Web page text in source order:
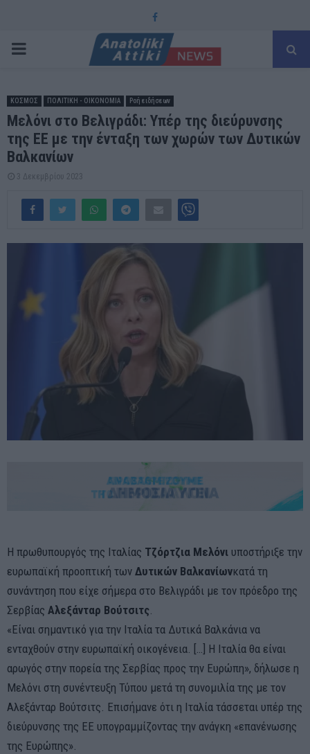
Facebook
PRIMARY
ΚΟΣΜΟΣ ΠΟΛΙΤΙΚΗ - ΟΙΚΟΝΟΜΙΑ Ροή ειδήσεων
Μελόνι στο Βελιγράδι: Υπέρ της διεύρυνσης
της ΕΕ με την ένταξη των χωρών των Δυτικών
Βαλκανίων
3 Δεκεμβρίου 2023
Η πρωθυπουργός της Ιταλίας Τζόρτζια Μελόνι υποστήριξε την
ευρωπαϊκή προοπτική των Δυτικών Βαλκανίωνκατά τη
συνάντηση που είχε σήμερα στο Βελιγράδι με τον πρόεδρο της
Σερβίας Αλεξάνταρ Βούτσιτς.
«Είναι σημαντικό για την Ιταλία τα Δυτικά Βαλκάνια να
ενταχθούν στην ευρωπαϊκή οικογένεια. […] Η Ιταλία θα είναι
αρωγός στην πορεία της Σερβίας προς την Ευρώπη», δήλωσε η
Μελόνι στη συνέντευξη Τύπου μετά τη συνομιλία της με τον
Αλεξάνταρ Βούτσιτς. Επισήμανε ότι η Ιταλία τάσσεται υπέρ της
διεύρυνσης της ΕΕ υπογραμμίζοντας την ανάγκη «επανένωσης
της Ευρώπης».